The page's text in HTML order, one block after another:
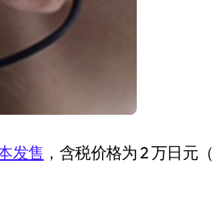
发售 ，含税价格为2 万日元